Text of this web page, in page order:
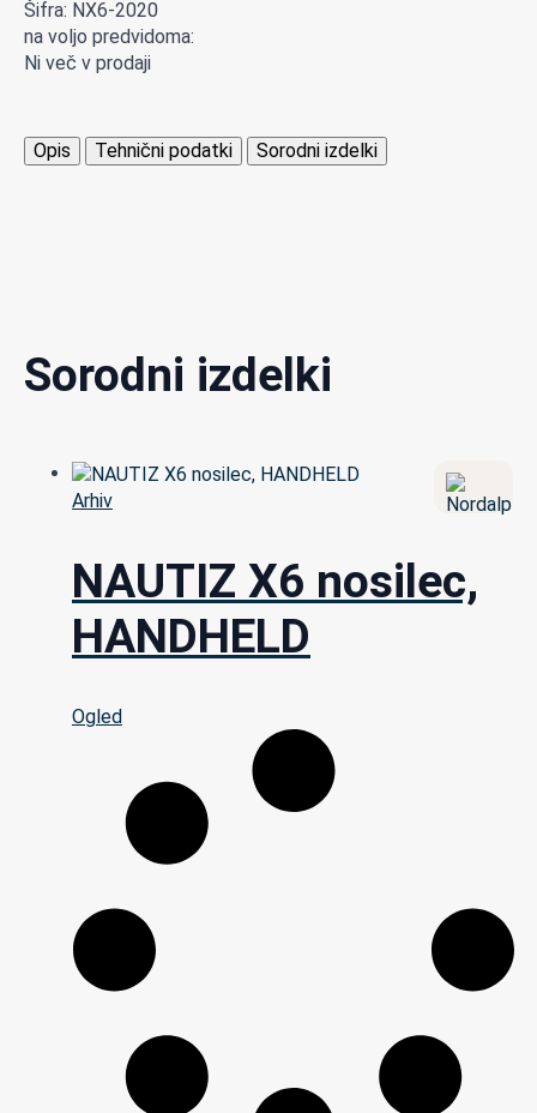
Šifra: NX6-2020
na voljo predvidoma:
Ni več v prodaji
Opis Tehnični podatki Sorodni izdelki
Sorodni izdelki
Arhiv
NAUTIZ X6 nosilec,
HANDHELD
Ogled